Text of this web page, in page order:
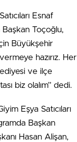
Esnaf
Başkan Toçoğlu,
Büyükşehir
hazırız. Her
ve ilçe
biz olalım” dedi.
Eşya Satıcıları
Başkan
Hasan Alişan,